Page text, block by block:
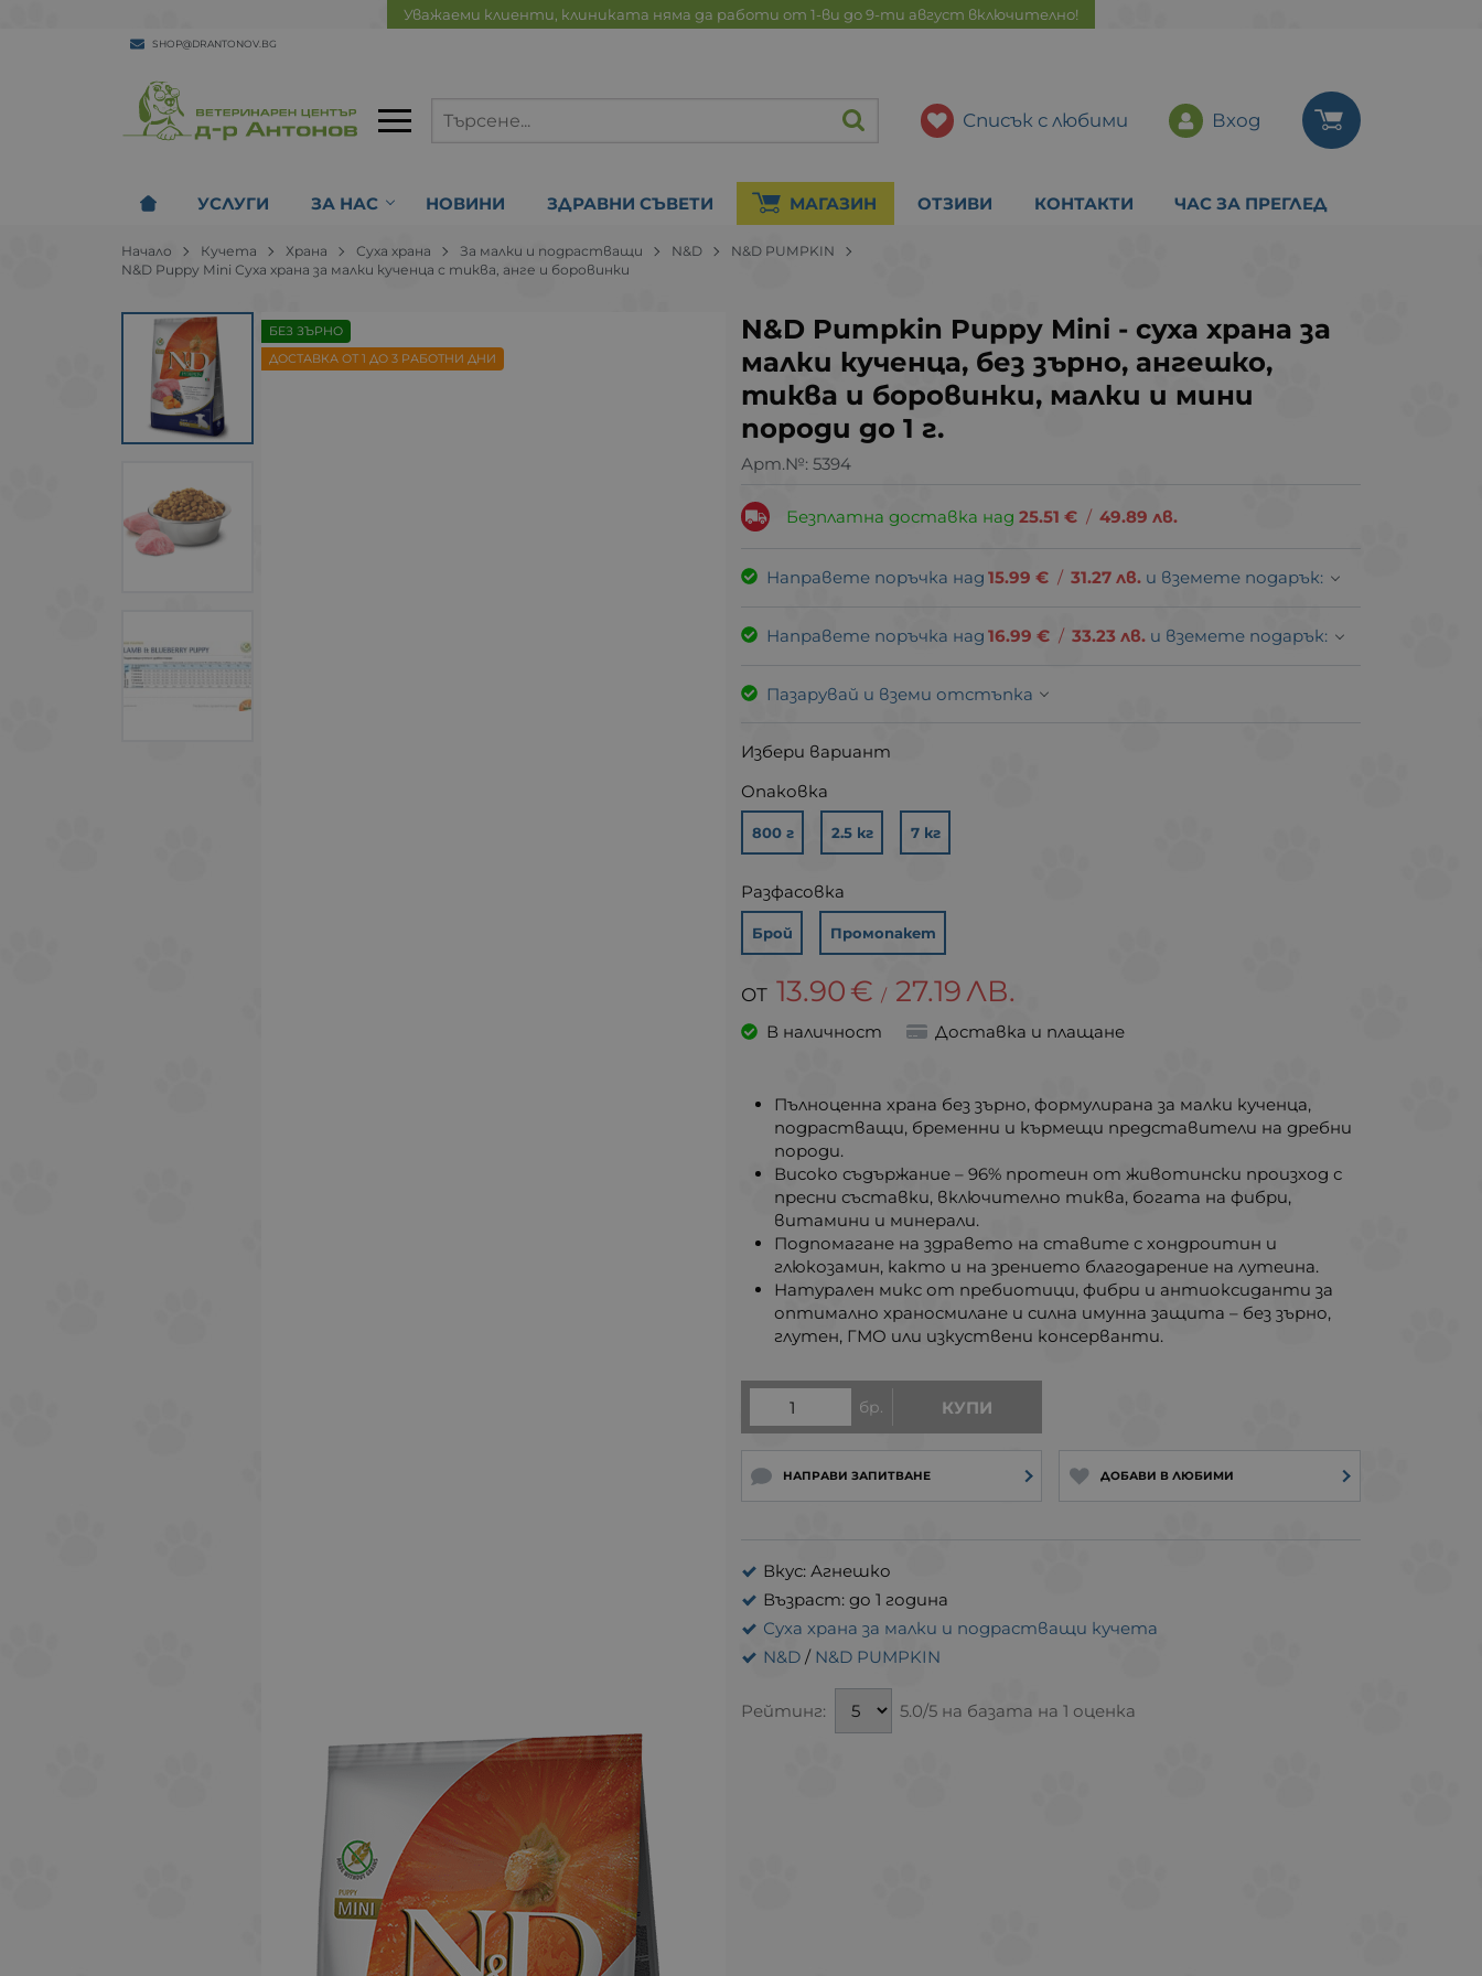
Уважаеми клиенти, клиниката няма да работи от 1-ви до 9-ти август включително!
SHOP@DRANTONOV.BG
Списък с любими Вход
УСЛУГИ ЗА НАС НОВИНИ ЗДРАВНИ СЪВЕТИ МАГАЗИН ОТЗИВИ КОНТАКТИ ЧАС ЗА ПРЕГЛЕД
Начало Кучета Храна Суха храна За малки и подрастващи N&D
N&D PUMPKIN
N&D Puppy Mini Суха храна за малки кученца с тиква, анге и боровинки
N&D Pumpkin Puppy Mini - суха храна за
малки кученца, без зърно, ангешко,
тиква и боровинки, малки и мини
породи до 1 г.
Арт.№: 5394
БЕЗ ЗЪРНО
ДОСТАВКА ОТ 1 ДО 3 РАБОТНИ ДНИ
Безплатна доставка над25.51 € / 49.89 лв.
Направете поръчка над 15.99 € / 31.27 лв. и вземете подарък:
Направете поръчка над 16.99 € / 33.23 лв. и вземете подарък:
Пазарувай и вземи отстъпка
Избери вариант
Опаковка
800 г 2.5 кг 7 кг
Разфасовка
Брой Промопакет
13.90€ / 27.19ЛВ.
В наличност Доставка и плащане
бр. КУПИ
НАПРАВИ ЗАПИТВАНЕ ДОБАВИ В ЛЮБИМИ
Вкус: Агнешко
Възраст: до 1 година
Суха храна за малки и подрастващи кучета
N&D / N&D PUMPKIN
Рейтинг: 5.0/5 на базата на 1 оценка
Пълноценна храна без зърно, формулирана за малки кученца,
подрастващи, бременни и кърмещи представители на дребни
породи.
Високо съдържание – 96% протеин от животински произход с
пресни съставки, включително тиква, богата на фибри,
витамини и минерали.
Подпомагане на здравето на ставите с хондроитин и
глюкозамин, както и на зрението благодарение на лутеина.
Натурален микс от пребиотици, фибри и антиоксиданти за
оптимално храносмилане и силна имунна защита – без зърно,
глутен, ГМО или изкуствени консерванти.